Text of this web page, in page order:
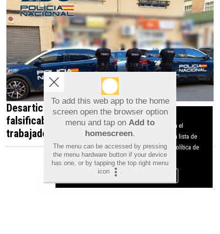
Desarticulada en Orihuela una red que
falsificaba documentos para contratar
trabajadores irregulares
To add this web app to the home
screen open the browser option
menu and tap on Add to
homescreen.
The menu can be accessed by pressing
the menu hardware button if your device
has one, or by tapping the top right menu
icon
.
Aviso sobre el Uso de cookies:
Utilizamos cookies nuestras y de terceros para el
funcionamiento del digital. Puedes consultar la lista de
cookies y como desconectarlas. Ver nuestra Política de
Privacidad y Cookies
Aceptar Cookies